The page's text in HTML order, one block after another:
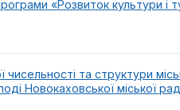
«Розвиток культури і
та структури
Новокаховської міської